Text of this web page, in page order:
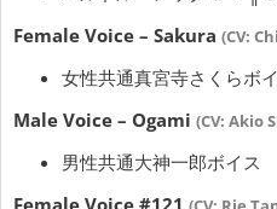
Female Voice – Sakura (CV:
女性共通真宮寺さくらボ
Male Voice – Ogami (CV: Akio
男性共通大神一郎ボイス
Female Voice #121